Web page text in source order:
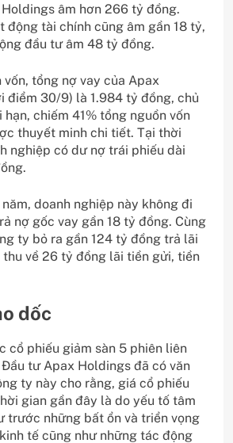
âm hơn 266 tỷ đồng.
động tài chính cũng âm gần 18 tỷ,
đầu tư âm 48 tỷ đồng.
vốn, tổng nợ vay của Apax
điểm 30/9) là 1.984 tỷ đồng, chủ
chiếm 41% tổng nguồn vốn
thuyết minh chi tiết. Tại thời
nghiệp có dư nợ trái phiếu dài
doanh nghiệp này không đi
nợ gốc vay gần 18 tỷ đồng. Cùng
ty bỏ ra gần 124 tỷ đồng trả lãi
về 26 tỷ đồng lãi tiền gửi, tiền
dốc
cổ phiếu giảm sàn 5 phiên liên
tư Apax Holdings đã có văn
ty này cho rằng, giá cổ phiếu
gian gần đây là do yếu tố tâm
trước những bất ổn và triển vọng
tế cũng như những tác động